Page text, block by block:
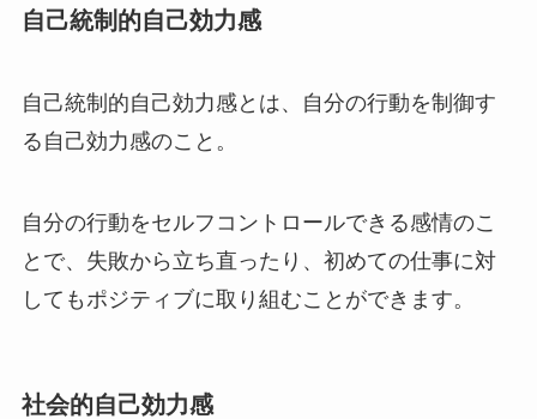
自己統制的自己効力感
自己統制的自己効力感とは、自分の行動を制御す
る自己効力感のこと。
自分の行動をセルフコントロールできる感情のこ
とで、失敗から立ち直ったり、初めての仕事に対
してもポジティブに取り組むことができます。
社会的自己効力感